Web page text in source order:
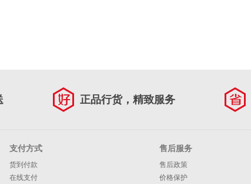
正品行货，精致服务
支付方式
货到付款
在线支付
售后服务
售后政策
价格保护